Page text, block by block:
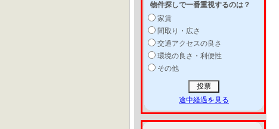
物件探しで一番重視するのは？
家賃
間取り・広さ
交通アクセスの良さ
環境の良さ・利便性
その他
途中経過を見る